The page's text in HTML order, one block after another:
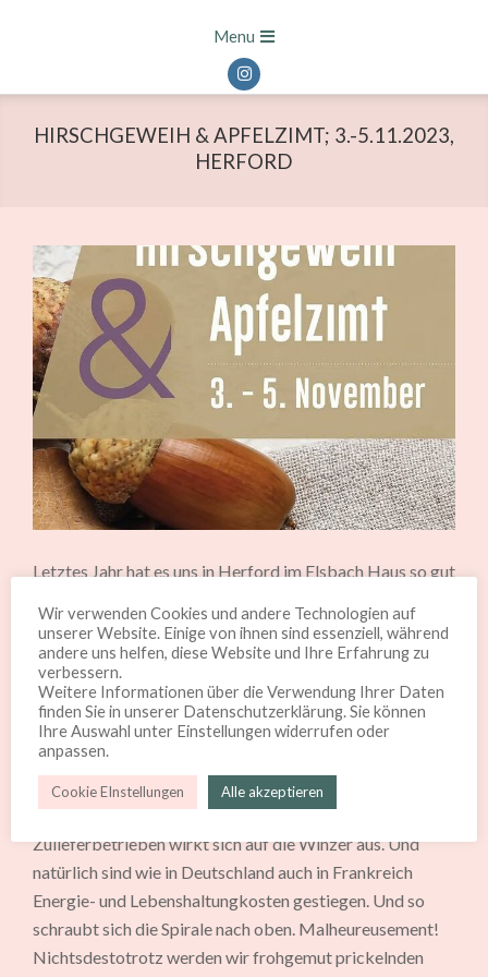
Menu
HIRSCHGEWEIH & APFELZIMT; 3.-5.11.2023,
HERFORD
Letztes Jahr hat es uns in Herford im Elsbach Haus so gut
Partie sind. Nachdem wir gerade von einer Einkaufstour
in die Champagne zurückgekehrt sind, haben wir drei
neue Winzer an Board. Zwei wird Ach wie herrlich!
mitnehmen zum Hirschgeweih.
Leider haben in der Champagne die Preise angezogen.
Nicht, dass die Trauben teuer geworden sind oder die
eigene Arbeit. Die Teuerung der Werkstoffe bei den
Zulieferbetrieben wirkt sich auf die Winzer aus. Und
natürlich sind wie in Deutschland auch in Frankreich
Energie- und Lebenshaltungkosten gestiegen. Und so
schraubt sich die Spirale nach oben. Malheureusement!
Nichtsdestotrotz werden wir frohgemut prickelnden
Wir verwenden Cookies und andere Technologien auf
unserer Website. Einige von ihnen sind essenziell, während
andere uns helfen, diese Website und Ihre Erfahrung zu
verbessern.
Weitere Informationen über die Verwendung Ihrer Daten
finden Sie in unserer Datenschutzerklärung. Sie können
Ihre Auswahl unter Einstellungen widerrufen oder
anpassen.
Cookie EInstellungen Alle akzeptieren